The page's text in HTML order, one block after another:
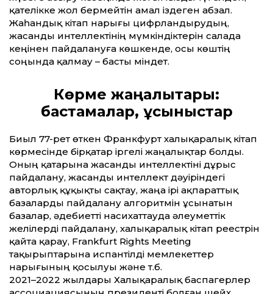
қателікке жол бермейтін амал іздеген абзал.
Жаһандық кітап нарығы цифрландырудың,
жасанды интеллектінің мүмкіндіктерін салада
кеңінен пайдалануға көшкенде, осы көштің
соңында қалмау – басты міндет.
Көрме жаңалықтары:
бастамалар, ұсыныстар
Биыл 77-рет өткен Франкфурт халық­аралық кітап
көрмесінде бірқатар іргелі жаңалықтар болды.
Оның қатарына жасанды интеллектіні дұрыс
пайдалану, жасанды интеллект дәуіріндегі
авторлық құқықты сақтау, жаңа ірі ақпараттық
базаларды пайдалану алгоритмін ұсынатын
базалар, әдебиетті насихаттауда әлеуметтік
желілерді пайдалану, халықаралық кітап реестрін
қайта қарау, Frankfurt Rights Meeting
тақырыптарына испантілді мемлекеттер
нарығының қосылуы және т.б.
2021–2022 жылдары Халықаралық баспагерлер